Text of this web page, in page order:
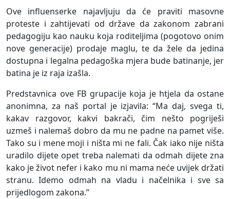
Ove influenserke najavljuju da će praviti masovne
proteste i zahtijevati od države da zakonom zabrani
pedagogiju kao nauku koja roditeljima (pogotovo onim
nove generacije) prodaje maglu, te da žele da jedina
dostupna i legalna pedagoška mjera bude batinanje, jer
batina je iz raja izašla.
Predstavnica ove FB grupacije koja je htjela da ostane
anonimna, za naš portal je izjavila: “Ma daj, svega ti,
kakav razgovor, kakvi bakrači, čim nešto pogriješi
uzmeš i nalemaš dobro da mu ne padne na pamet više.
Tako su i mene moji i ništa mi ne fali. Čak iako nije ništa
uradilo dijete opet treba nalemati da odmah dijete zna
kako je život nefer i kako mu ni mama neće uvijek držati
stranu. Idemo odmah na vladu i načelnika i sve sa
prijedlogom zakona.”